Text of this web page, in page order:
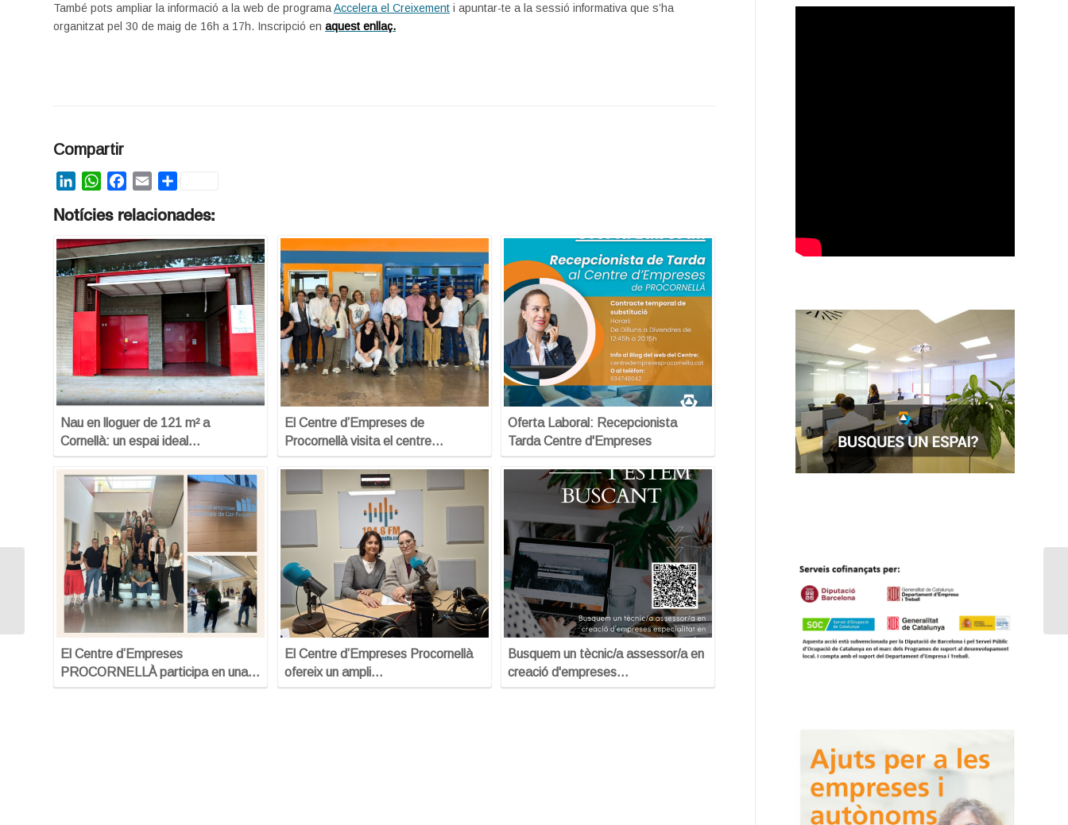
També pots ampliar la informació a la web de programaAccelera el Creixement i apuntar-te a la sessió informativa que s’ha
organitzat pel 30 de maig de 16h a 17h. Inscripció en aquest enllaç.
Compartir
LinkedInWhatsAppFacebook
EmailShare
Notícies relacionades:
Nau en lloguer de 121 m² a
Cornellà: un espai ideal…
El Centre d’Empreses
PROCORNELLÀ participa en una…
El Centre d’Empreses de
Procornellà visita el centre…
El Centre d’Empreses Procornellà
ofereix un ampli…
Oferta Laboral: Recepcionista
Tarda Centre d'Empreses
Busquem un tècnic/a assessor/a en
creació d'empreses…
ENTREVISTA AMB
TONO GALLART
(OPERSIS 1999, S.L.)